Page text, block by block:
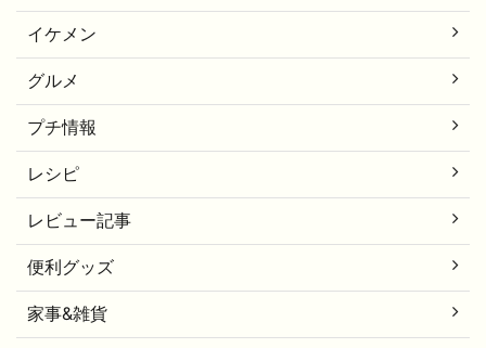
イケメン
グルメ
プチ情報
レシピ
レビュー記事
便利グッズ
家事&雑貨